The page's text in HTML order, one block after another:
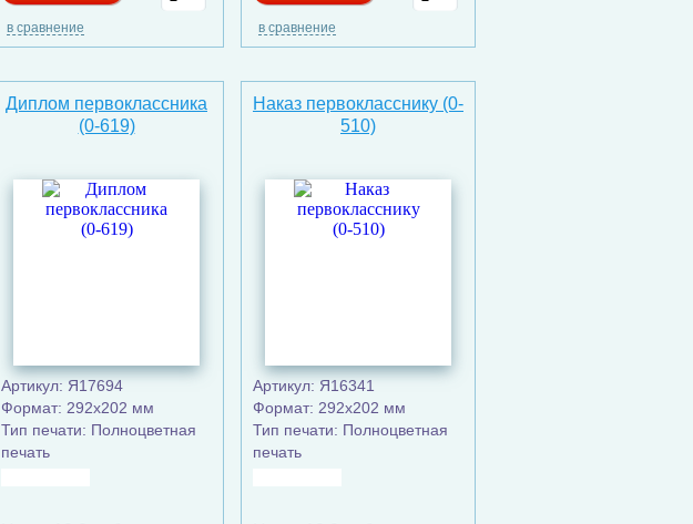
в сравнение в сравнение
Диплом первоклассника
(0-619)
Артикул: Я17694
Формат: 292x202 мм
Тип печати: Полноцветная
печать
Наказ первокласснику (0-
510)
Артикул: Я16341
Формат: 292x202 мм
Тип печати: Полноцветная
печать